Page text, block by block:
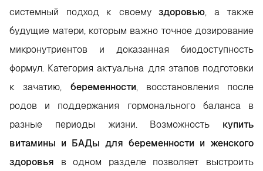
системный подход к своему здоровью, а также
будущие матери, которым важно точное дозирование
микронутриентов и доказанная биодоступность
формул. Категория актуальна для этапов подготовки
к зачатию, беременности, восстановления после
родов и поддержания гормонального баланса в
разные периоды жизни. Возможность купить
витамины и БАДы для беременности и женского
здоровья в одном разделе позволяет выстроить